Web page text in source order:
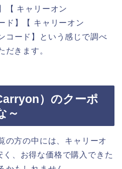
【 キャリーオン
ド】【 キャリーオン
コード】という感じで調べ
だきます。
）のクーポ
～
の方の中には、キャリーオ
、お得な価格で購入できた